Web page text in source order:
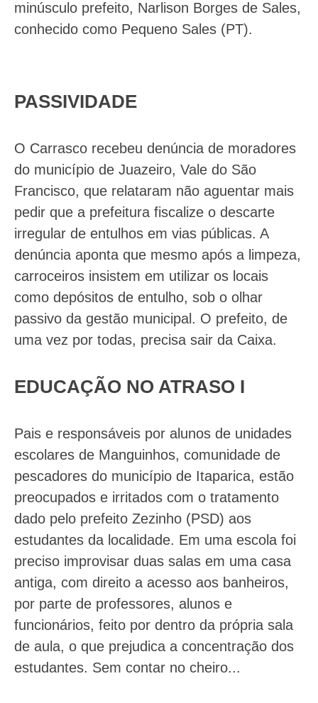
minúsculo prefeito, Narlison Borges de Sales,
conhecido como Pequeno Sales (PT).
PASSIVIDADE
O Carrasco recebeu denúncia de moradores
do município de Juazeiro, Vale do São
Francisco, que relataram não aguentar mais
pedir que a prefeitura fiscalize o descarte
irregular de entulhos em vias públicas. A
denúncia aponta que mesmo após a limpeza,
carroceiros insistem em utilizar os locais
como depósitos de entulho, sob o olhar
passivo da gestão municipal. O prefeito, de
uma vez por todas, precisa sair da Caixa.
EDUCAÇÃO NO ATRASO I
Pais e responsáveis por alunos de unidades
escolares de Manguinhos, comunidade de
pescadores do município de Itaparica, estão
preocupados e irritados com o tratamento
dado pelo prefeito Zezinho (PSD) aos
estudantes da localidade. Em uma escola foi
preciso improvisar duas salas em uma casa
antiga, com direito a acesso aos banheiros,
por parte de professores, alunos e
funcionários, feito por dentro da própria sala
de aula, o que prejudica a concentração dos
estudantes. Sem contar no cheiro...